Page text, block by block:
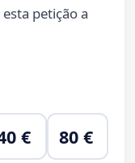
petição a
€ 80 €